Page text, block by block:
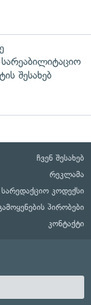
შესახებ
ჩვენ შესახებ
რეკლამა
სარედაქციო კოდექსი
პირობები
კონტაქტი